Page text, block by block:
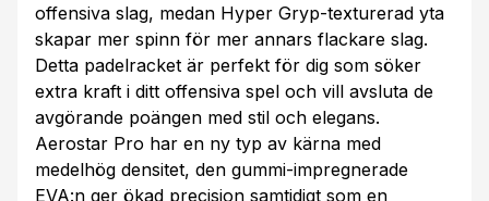
offensiva slag, medan Hyper Gryp-texturerad yta
skapar mer spinn för mer annars flackare slag.
Detta padelracket är perfekt för dig som söker
extra kraft i ditt offensiva spel och vill avsluta de
avgörande poängen med stil och elegans.
Aerostar Pro har en ny typ av kärna med
medelhög densitet, den gummi-impregnerade
EVA:n ger ökad precision samtidigt som en